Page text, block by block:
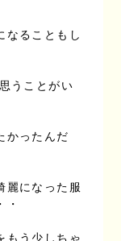
なることもし
うことがい
かったんだ
麗になった服
・
もう少しちゃ